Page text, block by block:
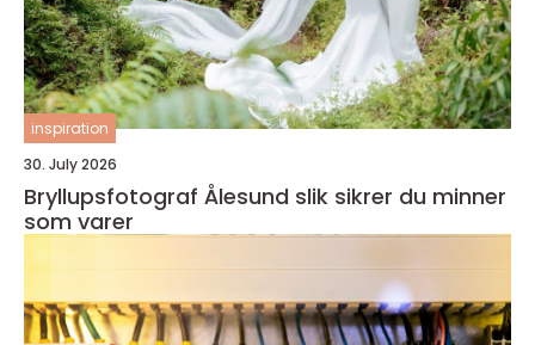
inspiration
30. July 2026
Bryllupsfotograf Ålesund slik sikrer du minner
som varer